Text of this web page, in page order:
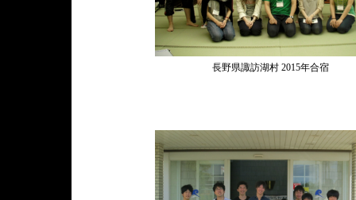
長野県諏訪湖村 2015年合宿